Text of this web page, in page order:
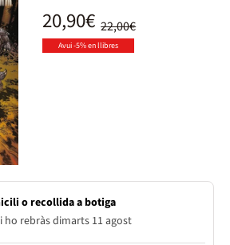
22,00€
20,90€
Avui -5% en llibres
o recollida a botiga
ho rebràs dimarts 11 agost